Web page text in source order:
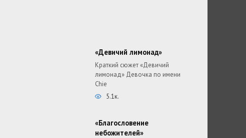
«Девичий лимонад»
Краткий сюжет «Девичий
лимонад» Девочка по имени
Chie
5.1к.
«Благословение
небожителей»